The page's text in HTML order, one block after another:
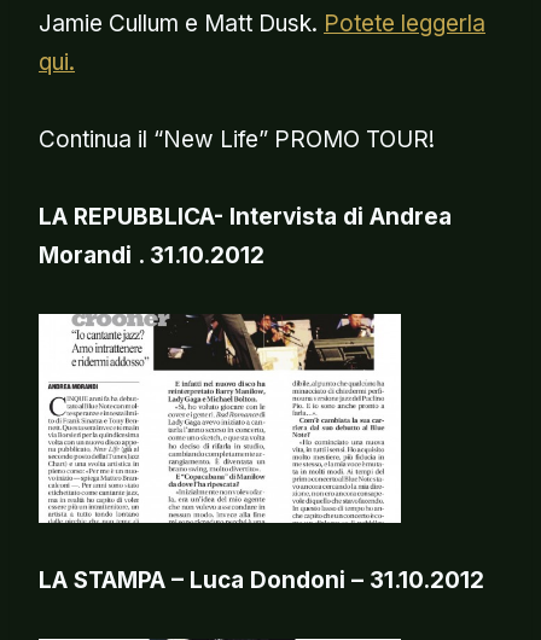
Jamie Cullum e Matt Dusk. Potete leggerla
qui.
Continua il “New Life” PROMO TOUR!
LA REPUBBLICA- Intervista di Andrea
Morandi . 31.10.2012
LA STAMPA – Luca Dondoni – 31.10.2012